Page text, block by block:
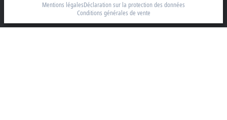
Siège social Belgique
Mentions légalesDéclaration sur la protection des données
Conditions générales de vente